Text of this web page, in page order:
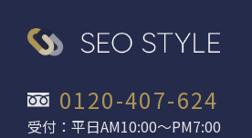
0120-407-624
受付：平日AM10:00〜PM7:00